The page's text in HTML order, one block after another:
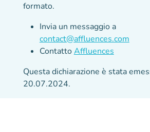
formato.
Invia un messaggio a
contact@affluences.com
ContattoAffluences
Questa dichiarazione è stata
20.07.2024.